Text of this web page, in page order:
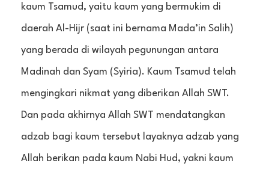
kaum Tsamud, yaitu kaum yang bermukim di
daerah Al-Hijr (saat ini bernama Mada’in Salih)
yang berada di wilayah pegunungan antara
Madinah dan Syam (Syiria). Kaum Tsamud telah
mengingkari nikmat yang diberikan Allah SWT.
Dan pada akhirnya Allah SWT mendatangkan
adzab bagi kaum tersebut layaknya adzab yang
Allah berikan pada kaum Nabi Hud, yakni kaum